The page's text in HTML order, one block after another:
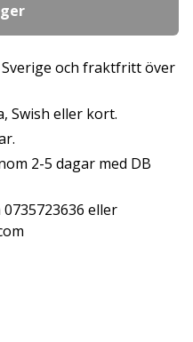
och fraktfritt över
Swish eller kort.
2-5 dagar med DB
eller